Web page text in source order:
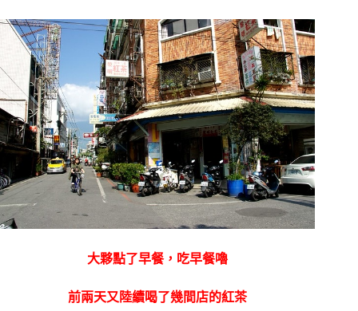
大夥點了早餐，吃早餐嚕
前兩天又陸續喝了幾間店的紅茶